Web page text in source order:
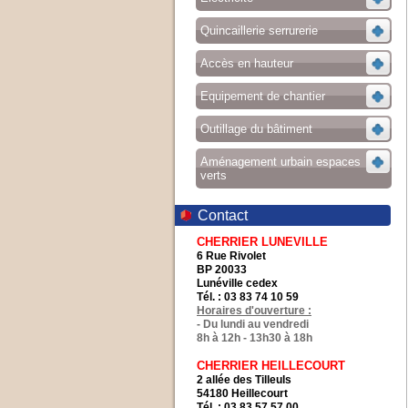
Quincaillerie serrurerie
Accès en hauteur
Equipement de chantier
Outillage du bâtiment
Aménagement urbain espaces
verts
Contact
CHERRIER LUNEVILLE
6 Rue Rivolet
BP 20033
Lunéville cedex
Tél. : 03 83 74 10 59
Horaires d'ouverture :
- Du lundi au vendredi
8h à 12h - 13h30 à 18h
CHERRIER HEILLECOURT
2 allée des Tilleuls
54180 Heillecourt